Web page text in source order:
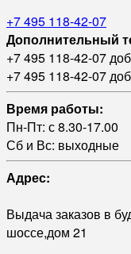
+7 495 118-42-07
Дополнительный
+7 495 118-42-07
+7 495 118-42-07
Время работы:
Пн-Пт: с 8.30-17.00
Сб и Вс: выходные
Адрес:
Выдача заказов в
шоссе,дом 21